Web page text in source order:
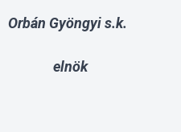
Orbán Gyöngyi s.k.
elnök